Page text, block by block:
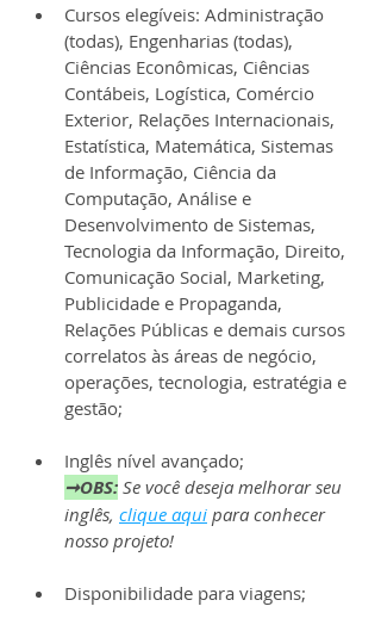
Cursos elegíveis: Administração
(todas), Engenharias (todas),
Ciências Econômicas, Ciências
Contábeis, Logística, Comércio
Exterior, Relações Internacionais,
Estatística, Matemática, Sistemas
de Informação, Ciência da
Computação, Análise e
Desenvolvimento de Sistemas,
Tecnologia da Informação, Direito,
Comunicação Social, Marketing,
Publicidade e Propaganda,
Relações Públicas e demais cursos
correlatos às áreas de negócio,
operações, tecnologia, estratégia e
gestão;
Inglês nível avançado;
➞OBS: Se você deseja melhorar seu
inglês, clique aqui para conhecer
nosso projeto!
Disponibilidade para viagens;